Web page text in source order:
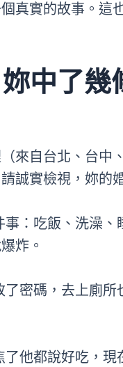
真實的故事。這
中了
來自台北、台
誠實檢視，妳的
事：吃飯、洗澡
炸。
了密碼，去上廁
了他都說好吃，